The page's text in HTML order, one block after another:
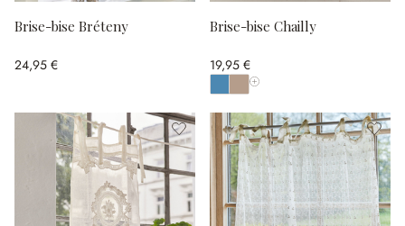
Brise-bise Bréteny
24,95 €
Brise-bise Chailly
19,95 €
Afficher toutes les couleurs